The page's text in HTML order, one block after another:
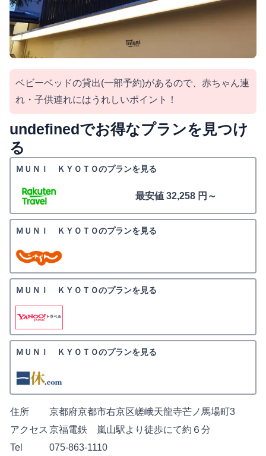
ベビーベッドの貸出(一部予約)があるので、赤ちゃん連
れ・子供連れにはうれしいポイント！
undefinedでお得なプランを見つけ
る
ＭＵＮＩ ＫＹＯＴＯのプランを見る
最安値 32,258 円～
ＭＵＮＩ ＫＹＯＴＯのプランを見る
ＭＵＮＩ ＫＹＯＴＯのプランを見る
ＭＵＮＩ ＫＹＯＴＯのプランを見る
住所
京都府京都市右京区嵯峨天龍寺芒ノ馬場町3
アクセス 京福電鉄 嵐山駅より徒歩にて約６分
Tel
075-863-1110